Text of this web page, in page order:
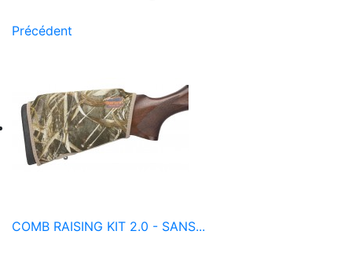
Précédent
COMB RAISING KIT 2.0 - SANS...